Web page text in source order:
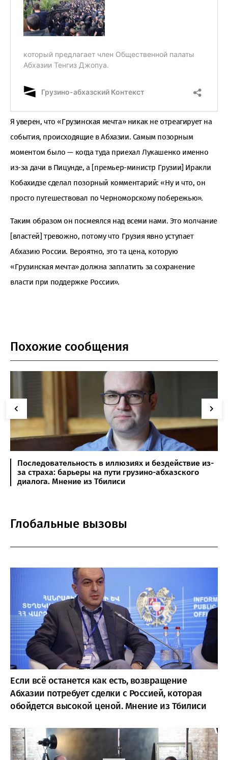
Я уверен, что «Грузинская мечта» никак не отреагирует на
события, происходящие в Абхазии. Самым позорным
моментом было — когда туда приехал Лукашенко именно
из-за дачи в Пицунде, а [премьер-министр Грузии] Иракли
Кобахидзе сделал позорный комментарий: «Ну и что, он
просто путешествовал по Черноморскому побережью».
Таким образом он посмеялся над всеми нами. Это молчание
[властей] тревожно, потому что Грузия явно уступает
Абхазию России. Вероятно, это та цена, которую
«Грузинская мечта» должна заплатить за сохранение
власти при поддержке России».
Похожие сообщения
Последовательность в иллюзиях и бездействие из-
за страха: барьеры на пути грузино-абхазского
диалога. Мнение из Тбилиси
Глобальные вызовы
Если всё останется как есть, возвращение
Абхазии потребует сделки с Россией, которая
обойдется высокой ценой. Мнение из Тбилиси